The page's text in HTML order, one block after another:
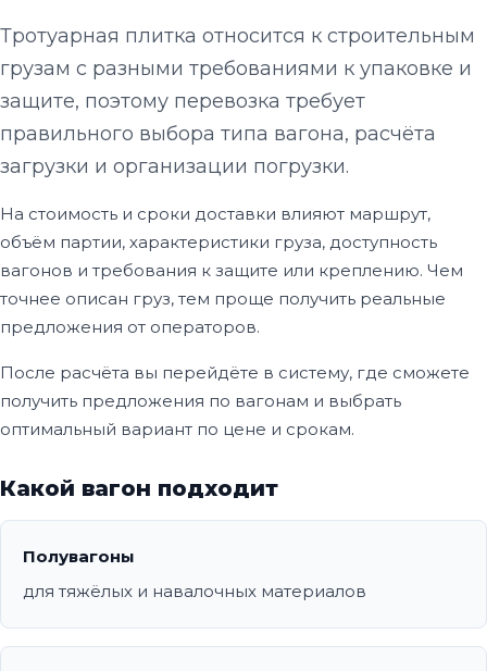
Тротуарная плитка относится к строительным
грузам с разными требованиями к упаковке и
защите, поэтому перевозка требует
правильного выбора типа вагона, расчёта
загрузки и организации погрузки.
На стоимость и сроки доставки влияют маршрут,
объём партии, характеристики груза, доступность
вагонов и требования к защите или креплению. Чем
точнее описан груз, тем проще получить реальные
предложения от операторов.
После расчёта вы перейдёте в систему, где сможете
получить предложения по вагонам и выбрать
оптимальный вариант по цене и срокам.
Какой вагон подходит
Полувагоны
для тяжёлых и навалочных материалов